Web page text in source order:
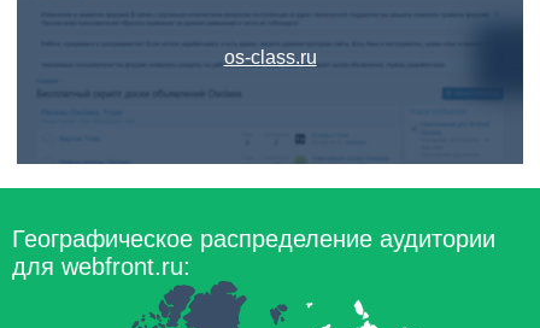
os-class.ru
Географическое распределение аудитории
для webfront.ru: